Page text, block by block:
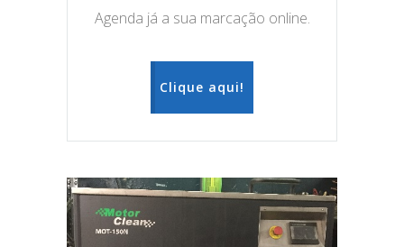
Agenda já a sua marcação online.
Clique aqui!